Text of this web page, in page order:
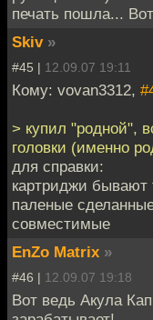
печать пошла...
Skiv »
#45 | 12.09.07 19:11
Кому: vovan3312,
> купил "родной",
головки (именно
для справки:
картриджи бывают
паленые
совместимые
EnZo Matrix »
#46 | 12.09.07 19:18
Вот ведь Акула